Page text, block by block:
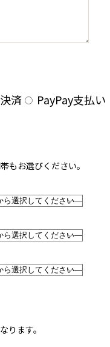
済 PayPay支払い
もお選びください。
ります。